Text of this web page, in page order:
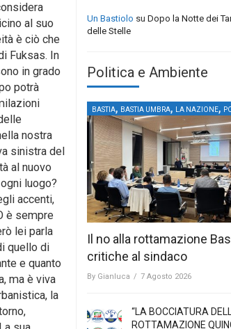
al suo
è ciò che
Fuksas. In
in grado
potrà
nostra
sinistra del
al nuovo
luogo?
accenti,
è sempre
lei parla
quello di
e quanto
ma è viva
la
Un Bastiolo su Dopo la Notte dei
delle Stelle
Politica e Ambiente
BASTIA, BASTIA UMBRA, LA NAZIONE,
Il no alla rottamazione
critiche al sindaco
By Gianluca / 7 Agosto 2026
“LA BOCCIATURA
ROTTAMAZIONE